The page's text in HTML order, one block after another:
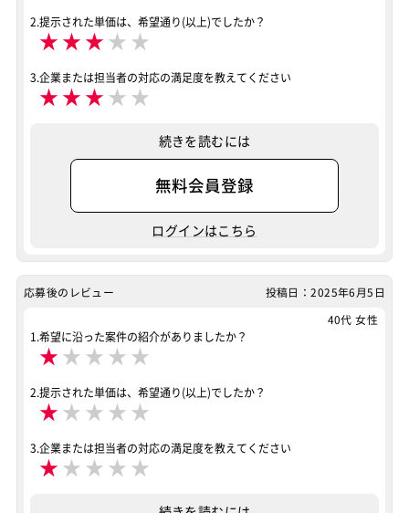
リモートOK
外国人も活躍中 服装自由 稼働安定中
リモートOK
2.提示された単価は、希望通り(以上)でしたか？
★ ★ ★ ★ ★
3.企業または担当者の対応の満足度を教えてください
★ ★ ★ ★ ★
続きを読むには
無料会員登録
ログインはこちら
応募後のレビュー
投稿日：2025年6月5日
40代 女性
1.希望に沿った案件の紹介がありましたか？
★ ★ ★ ★ ★
2.提示された単価は、希望通り(以上)でしたか？
★ ★ ★ ★ ★
3.企業または担当者の対応の満足度を教えてください
★ ★ ★ ★ ★